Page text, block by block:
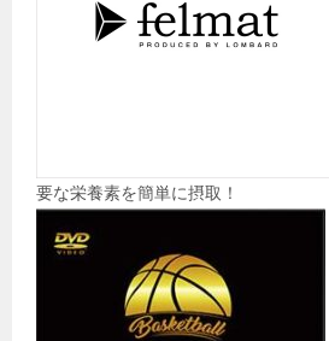
要な栄養素を簡単に摂取！